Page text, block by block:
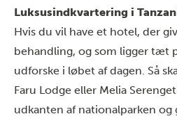
Luksusindkvartering i
Hvis du vil have et hotel, der
behandling, og som ligger tæt
udforske i løbet af dagen. Så
Faru Lodge eller Melia
udkanten af nationalparken og